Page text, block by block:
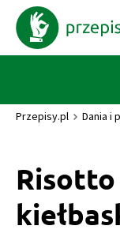
Przepisy.pl Dania i